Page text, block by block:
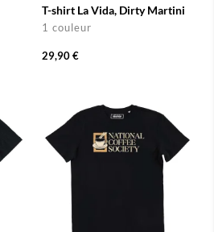
T-shirt La Vida, Dirty Martini
1 couleur
29,90 €